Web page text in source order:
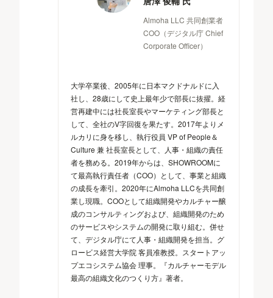
Almoha LLC 共同創業者
COO（デジタル庁 Chief
Corporate Officer）
大学卒業後、2005年に日本マクドナルドに入
社し、28歳にして史上最年少で部長に抜擢。経
営再建中には社長室長やマーケティング部長と
して、全社のV字回復を果たす。2017年よりメ
ルカリに身を移し、執行役員 VP of People＆
Culture 兼 社長室長として、人事・組織の責任
者を務める。2019年からは、SHOWROOMに
て最高執行責任者（COO）として、事業と組織
の成長を牽引。2020年にAlmoha LLCを共同創
業し現職。COOとして組織開発やカルチャー醸
成のコンサルティングおよび、組織開発のため
のサービスやシステムの開発に取り組む。併せ
て、デジタル庁にて人事・組織開発を担当。グ
ロービス経営大学院 客員准教授。スタートアッ
プエコシステム協会 理事。『カルチャーモデル
最高の組織文化のつくり方』著者。